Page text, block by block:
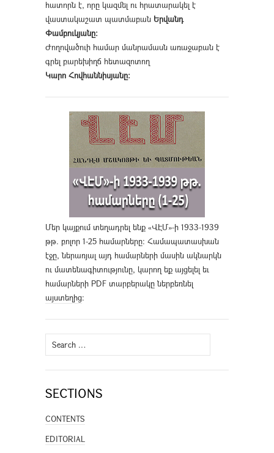
հատորն է, որը կազմել ու հրատարակել է
վաստակաշատ պատմաբան Երվանդ
Փամբուկյանը։
Ժողովածուի համար մանրամասն առաջաբան է
գրել բարեխիղճ հետազոտող
Կարո Հովհաննիսյանը։
Մեր կայքում տեղադրել ենք «ՎԷՄ»-ի 1933-1939
թթ. բոլոր 1-25 համարները։ Համապատասխան
էջը, ներառյալ այդ համարների մասին ակնարկն
ու մատենագիտությունը, կարող եք այցելել եւ
համարների PDF տարբերակը ներբեռնել
այստեղից։
Search
for:
SECTIONS
CONTENTS
EDITORIAL